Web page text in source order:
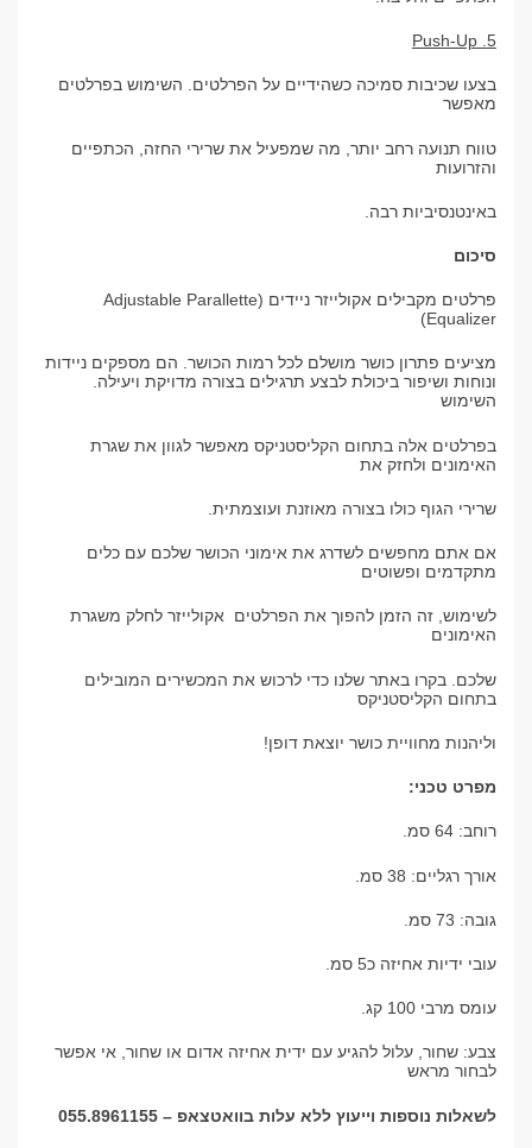
5. Push-Up
בצעו שכיבות סמיכה כשהידיים על הפרלטים. השימוש בפרלטים
מאפשר
טווח תנועה רחב יותר, מה שמפעיל את שרירי החזה, הכתפיים
והזרועות
באינטנסיביות רבה.
סיכום
פרלטים מקבילים אקולייזר ניידים (Adjustable Parallette
Equalizer)
מציעים פתרון כושר מושלם לכל רמות הכושר. הם מספקים ניידות
ונוחות ושיפור ביכולת לבצע תרגילים בצורה מדויקת ויעילה.
השימוש
בפרלטים אלה בתחום הקליסטניקס מאפשר לגוון את שגרת
האימונים ולחזק את
שרירי הגוף כולו בצורה מאוזנת ועוצמתית.
אם אתם מחפשים לשדרג את אימוני הכושר שלכם עם כלים
מתקדמים ופשוטים
לשימוש, זה הזמן להפוך את הפרלטים אקולייזר לחלק משגרת
האימונים
שלכם. בקרו באתר שלנו כדי לרכוש את המכשירים המובילים
בתחום הקליסטניקס
וליהנות מחוויית כושר יוצאת דופן!
מפרט טכני:
רוחב: 64 סמ.
אורך רגליים: 38 סמ.
גובה: 73 סמ.
עובי ידיות אחיזה כ5 סמ.
עומס מרבי 100 קג.
צבע: שחור, עלול להגיע עם ידית אחיזה אדום או שחור, אי אפשר
לבחור מראש
לשאלות נוספות וייעוץ ללא עלות בוואטצאפ – 055.8961155